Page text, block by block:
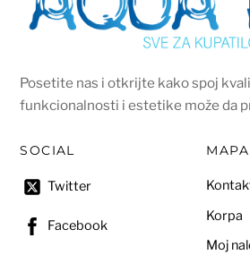
Posetite nas i otkrijte kako spoj
funkcionalnosti i estetike može da
SOCIAL
Twitter
Facebook
Korpa
Moj